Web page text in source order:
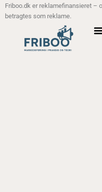
Friboo.dk er reklamefinansieret –
betragtes som reklame.